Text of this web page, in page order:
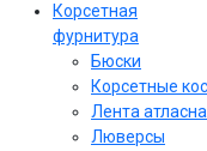
Корсетная
фурнитура
Бюски
Корсетные
Лента
Люверсы